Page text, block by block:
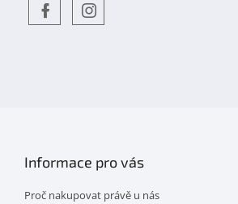
Informace pro vás
Proč nakupovat právě u nás